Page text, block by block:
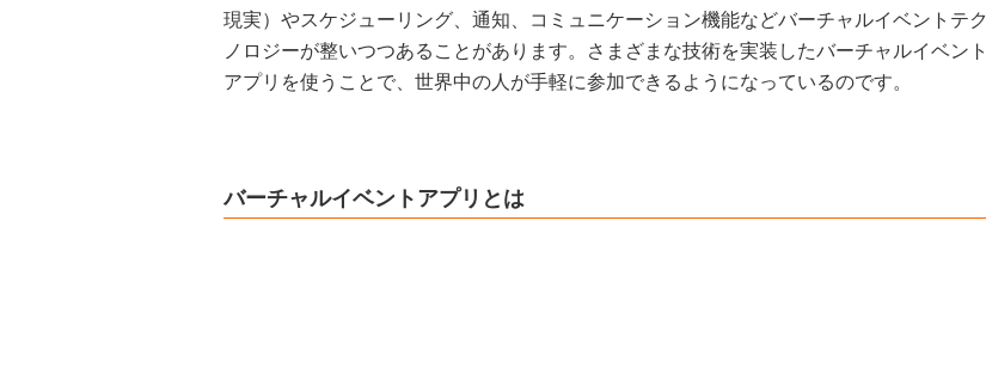
現実）やスケジューリング、通知、コミュニケーション機能などバーチャルイベントテク
ノロジーが整いつつあることがあります。さまざまな技術を実装したバーチャルイベント
アプリを使うことで、世界中の人が手軽に参加できるようになっているのです。
バーチャルイベントアプリとは